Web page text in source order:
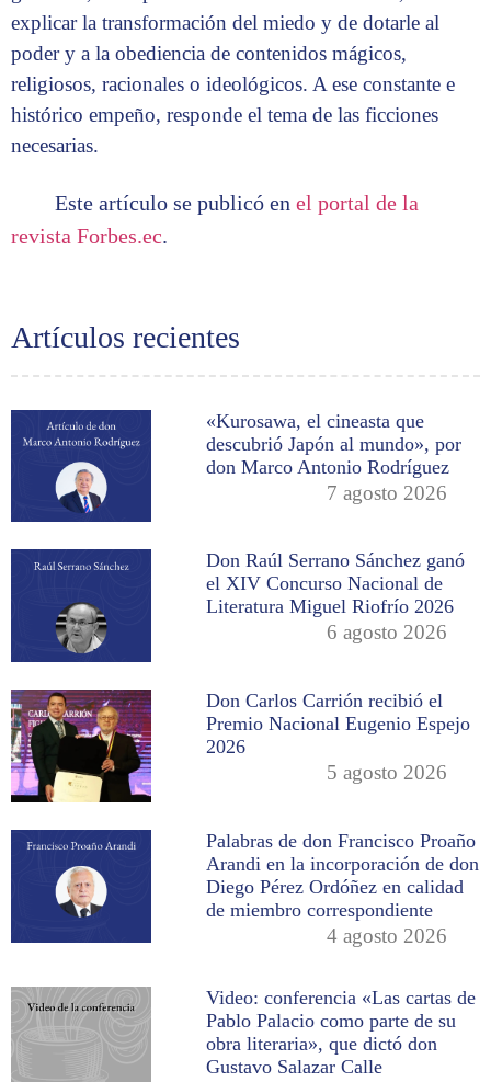
Artículos recientes
«Kurosawa, el cineasta que
descubrió Japón al mundo», por
don Marco Antonio Rodríguez
7 agosto 2026
Don Raúl Serrano Sánchez ganó
el XIV Concurso Nacional de
Literatura Miguel Riofrío 2026
6 agosto 2026
Don Carlos Carrión recibió el
Premio Nacional Eugenio Espejo
2026
5 agosto 2026
Palabras de don Francisco Proaño
Arandi en la incorporación de don
Diego Pérez Ordóñez en calidad
de miembro correspondiente
4 agosto 2026
Video: conferencia «Las cartas de
Pablo Palacio como parte de su
obra literaria», que dictó don
Gustavo Salazar Calle
explicar la transformación del miedo y de dotarle al
poder y a la obediencia de contenidos mágicos,
religiosos, racionales o ideológicos. A ese constante e
histórico empeño, responde el tema de las ficciones
necesarias.
Este artículo se publicó en el portal de la
revista Forbes.ec.